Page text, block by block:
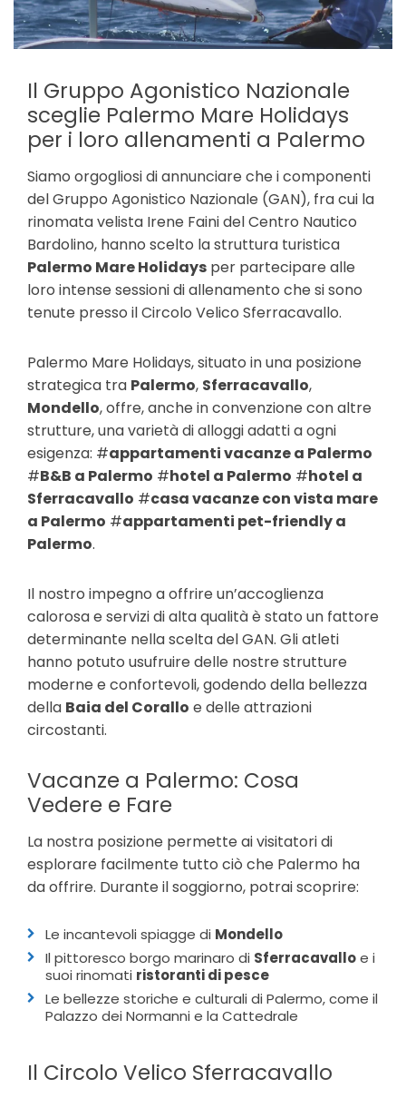
Il Gruppo Agonistico Nazionale
sceglie Palermo Mare Holidays
per i loro allenamenti a Palermo
Siamo orgogliosi di annunciare che i componenti
del Gruppo Agonistico Nazionale (GAN), fra cui la
rinomata velista Irene Faini del Centro Nautico
Bardolino, hanno scelto la struttura turistica
Palermo Mare Holidays per partecipare alle
loro intense sessioni di allenamento che si sono
tenute presso il Circolo Velico Sferracavallo.
Palermo Mare Holidays, situato in una posizione
strategica tra Palermo, Sferracavallo,
Mondello, offre, anche in convenzione con altre
strutture, una varietà di alloggi adatti a ogni
esigenza: #appartamenti vacanze a Palermo
#B&B a Palermo #hotel a Palermo #hotel a
Sferracavallo #casa vacanze con vista mare
a Palermo #appartamenti pet-friendly a
Palermo.
Il nostro impegno a offrire un’accoglienza
calorosa e servizi di alta qualità è stato un fattore
determinante nella scelta del GAN. Gli atleti
hanno potuto usufruire delle nostre strutture
moderne e confortevoli, godendo della bellezza
della Baia del Corallo e delle attrazioni
circostanti.
Vacanze a Palermo: Cosa
Vedere e Fare
La nostra posizione permette ai visitatori di
esplorare facilmente tutto ciò che Palermo ha
da offrire. Durante il soggiorno, potrai scoprire:
Le incantevoli spiagge di Mondello
Il pittoresco borgo marinaro di Sferracavalloe i
suoi rinomati ristoranti di pesce
Le bellezze storiche e culturali di Palermo, come il
Palazzo dei Normanni e la Cattedrale
Il Circolo Velico Sferracavallo